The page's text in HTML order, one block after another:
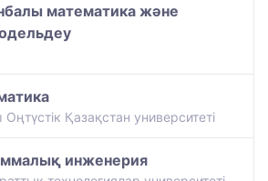
математика және
Қазақстан университеті
инженерия